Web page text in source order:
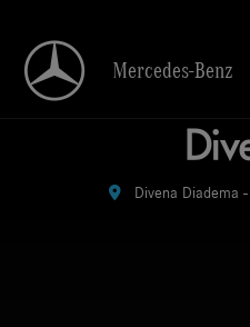
Mercedes-Benz
Divena Diadema
Mercedes-Benz
Divena Diadema